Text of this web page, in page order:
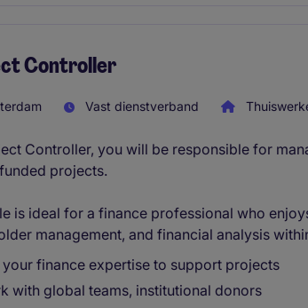
Controller
Vast dienstverband
Controller, you will be responsible for
projects.
is ideal for a finance professional who
management, and financial analysis
your finance expertise to support projects
with global teams, institutional donors